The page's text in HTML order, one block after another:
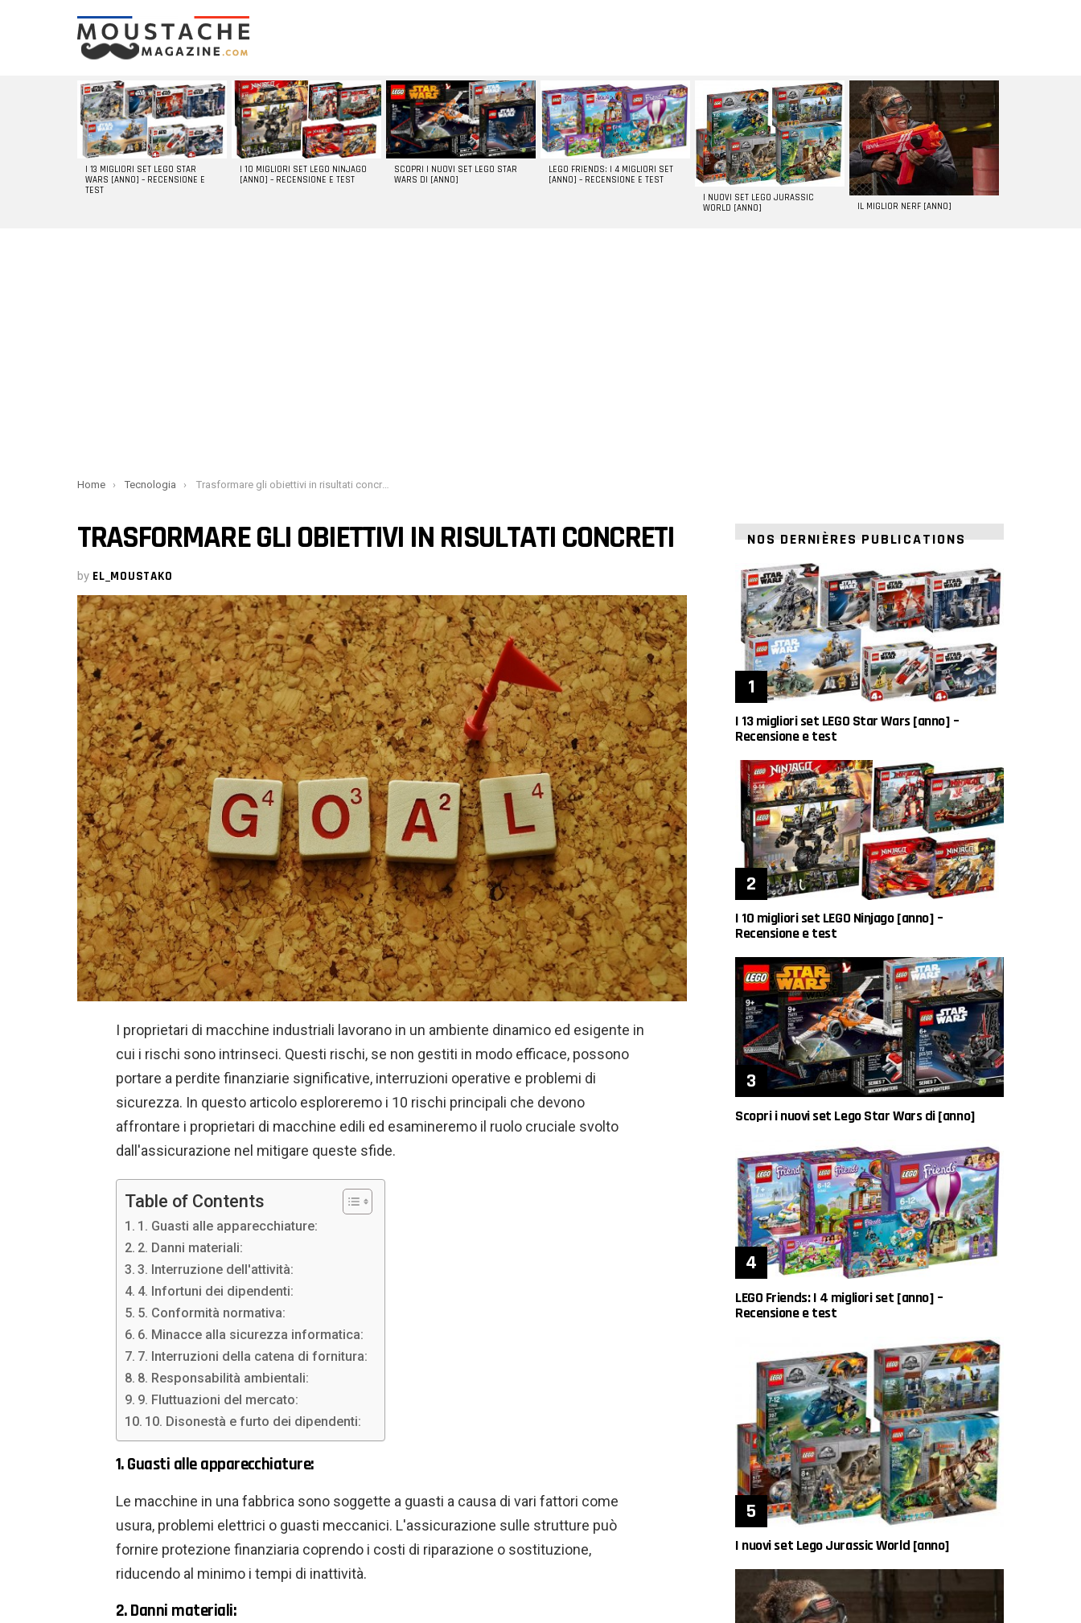
LATEST
STORIES
I 13 MIGLIORI SET LEGO STAR
WARS [ANNO] – RECENSIONE E
TEST
I 10 MIGLIORI SET LEGO NINJAGO
[ANNO] – RECENSIONE E TEST
SCOPRI I NUOVI SET LEGO STAR
WARS DI [ANNO]
LEGO FRIENDS: I 4 MIGLIORI SET
[ANNO] – RECENSIONE E TEST
I NUOVI SET LEGO JURASSIC
WORLD [ANNO]
IL MIGLIOR NERF [ANNO]
You are here:
Home Tecnologia Trasformare gli obiettivi in ​​risultati concreti
TRASFORMARE GLI OBIETTIVI IN ​​RISULTATI CONCRETI
by EL_MOUSTAKO
I proprietari di macchine industriali lavorano in un ambiente dinamico ed esigente in
cui i rischi sono intrinseci. Questi rischi, se non gestiti in modo efficace, possono
portare a perdite finanziarie significative, interruzioni operative e problemi di
sicurezza. In questo articolo esploreremo i 10 rischi principali che devono
affrontare i proprietari di macchine edili ed esamineremo il ruolo cruciale svolto
dall'assicurazione nel mitigare queste sfide.
Table of Contents
1. Guasti alle apparecchiature:
2. Danni materiali:
3. Interruzione dell'attività:
4. Infortuni dei dipendenti:
5. Conformità normativa:
6. Minacce alla sicurezza informatica:
7. Interruzioni della catena di fornitura:
8. Responsabilità ambientali:
9. Fluttuazioni del mercato:
10. Disonestà e furto dei dipendenti:
1. Guasti alle apparecchiature:
Le macchine in una fabbrica sono soggette a guasti a causa di vari fattori come
usura, problemi elettrici o guasti meccanici. L'assicurazione sulle strutture può
fornire protezione finanziaria coprendo i costi di riparazione o sostituzione,
riducendo al minimo i tempi di inattività.
2. Danni materiali:
NOS DERNIÈRES PUBLICATIONS
I 13 migliori set LEGO Star Wars [anno] –
Recensione e test
I 10 migliori set LEGO Ninjago [anno] –
Recensione e test
Scopri i nuovi set Lego Star Wars di [anno]
LEGO Friends: I 4 migliori set [anno] –
Recensione e test
I nuovi set Lego Jurassic World [anno]